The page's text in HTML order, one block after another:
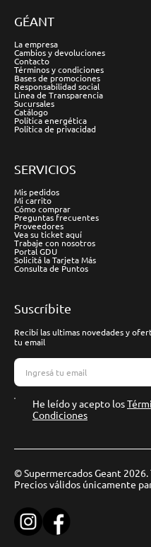
GÉANT
La empresa
Cambios y devoluciones
Contacto
Términos y condiciones
Bases de promociones
Responsabilidad social
Línea de Transparencia
Sucursales
Catálogo
Política energética
Política de privacidad
SERVICIOS
Mis pedidos
Mi carrito
Cómo comprar
Preguntas frecuentes
Proveedores
Vea su ticket aquí
Trabaje con nosotros
Portal GDU
Solicitá la Tarjeta Más
Consulta de Puntos
Suscríbite
Recibí las ultimas novedades y
tu email
He leído y acepto los
Condiciones
© Supermercados Geant
Precios válidos únicamente